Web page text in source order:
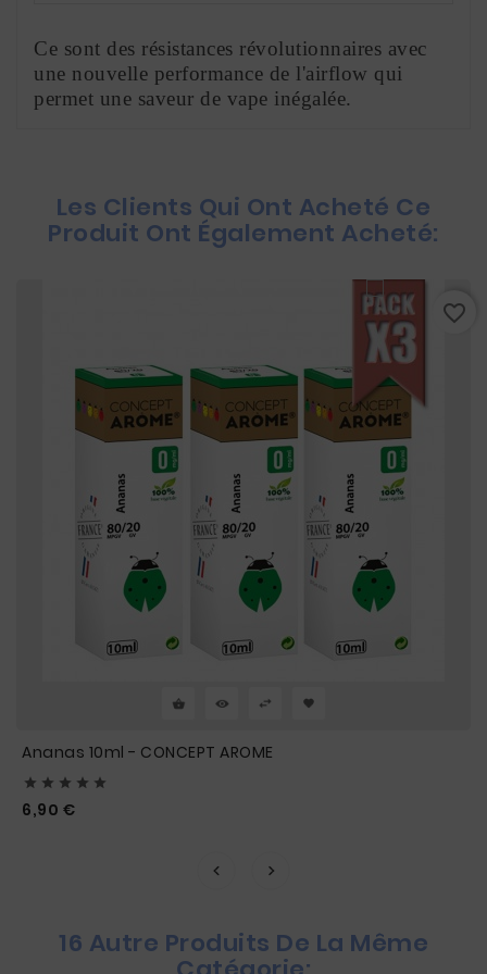
Ce sont des résistances révolutionnaires avec
une nouvelle performance de l'airflow qui
permet une saveur de vape inégalée.
Les Clients Qui Ont Acheté Ce
Produit Ont Également Acheté:
Ananas 10ml - CONCEPT AROME
    
6,90 €
favorite_border
16 Autre Produits De La Même